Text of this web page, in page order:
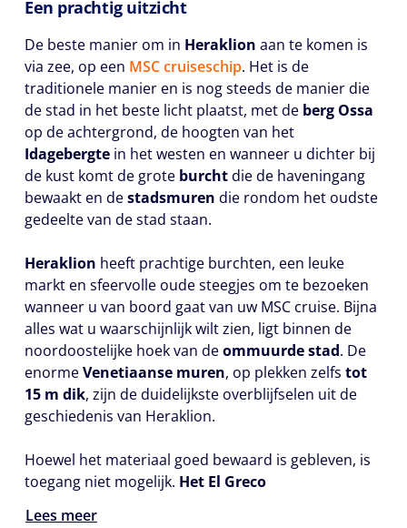
Een prachtig uitzicht
De beste manier om in Heraklion aan te komen is
via zee, op een MSC cruiseschip. Het is de
traditionele manier en is nog steeds de manier die
de stad in het beste licht plaatst, met de berg Ossa
op de achtergrond, de hoogten van het
Idagebergte in het westen en wanneer u dichter bij
de kust komt de grote burchtdie de haveningang
bewaakt en destadsmuren die rondom het oudste
gedeelte van de stad staan.
Heraklion heeft prachtige burchten, een leuke
markt en sfeervolle oude steegjes om te bezoeken
wanneer u van boord gaat van uw MSC cruise. Bijna
alles wat u waarschijnlijk wilt zien, ligt binnen de
noordoostelijke hoek van deommuurde stad. De
enormeVenetiaanse muren, op plekken zelfs tot
15 m dik, zijn de duidelijkste overblijfselen uit de
geschiedenis van Heraklion.
Hoewel het materiaal goed bewaard is gebleven, is
toegang niet mogelijk. Het El Greco
Lees meer